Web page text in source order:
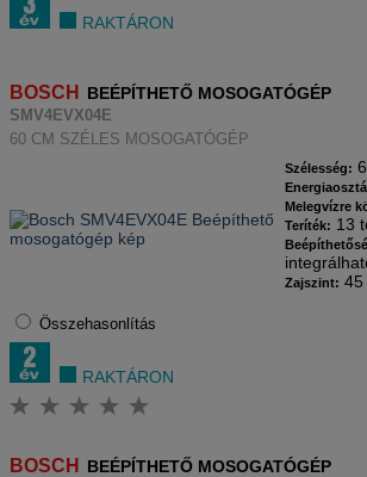
RAKTÁRON
BOSCH BEÉPÍTHETŐ MOSOGATÓGÉP
SMV4EVX04E
60 CM SZÉLES MOSOGATÓGÉP
Szélesség:
Melegvízre
Teríték: 13
Zajszint: 45
Összehasonlítás
RAKTÁRON
BOSCH BEÉPÍTHETŐ MOSOGATÓGÉP